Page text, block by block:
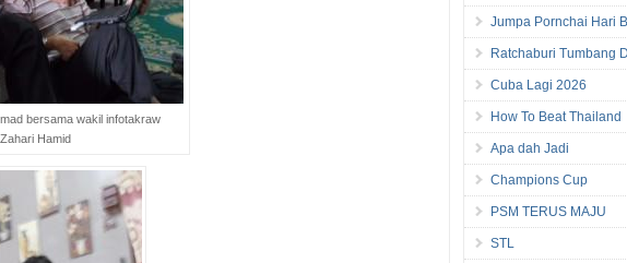
bersama wakil infotakraw
Hamid
Jumpa Pornchai Hari
Ratchaburi Tumbang
Cuba Lagi 2026
How To Beat Thailand
Apa dah Jadi
Champions Cup
PSM TERUS MAJU
STL